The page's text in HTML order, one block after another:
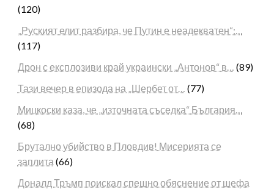
(120)
„Руският елит разбира, че Путин е неадекватен“:…
(117)
Дрон с експлозиви край украински „Антонов“ в… (89)
Тази вечер в епизода на „Шербет от… (77)
Мицкоски каза, че „източната съседка“ България…
(68)
Брутално убийство в Пловдив! Мисерията се
заплита (66)
Доналд Тръмп поискал спешно обяснение от шефа